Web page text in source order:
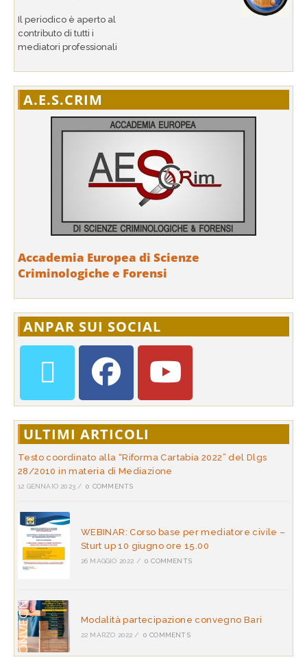
Il periodico è aperto al
contributo di tutti i
mediatori professionali
A.E.S.CRIM
Accademia Europea di Scienze
Criminologiche e Forensi
ANPAR SUI SOCIAL
ULTIMI ARTICOLI
Testo coordinato alla “Riforma Cartabia 2022” del Dlgs
28/2010 in materia di Mediazione
12 GENNAIO 2023 / 0 COMMENTS
WEBINAR: Corso base per mediatore civile –
Sturt up 10 giugno ore 15.00
26 MAGGIO 2022 / 0 COMMENTS
Modalità partecipazione convegno Bari
22 MARZO 2022 / 0 COMMENTS